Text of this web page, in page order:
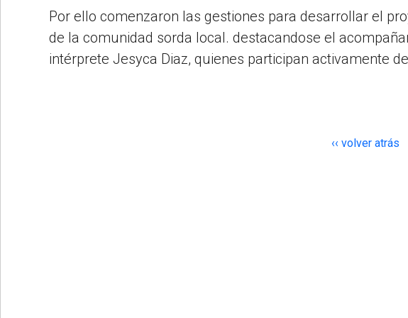
Por ello comenzaron las gestiones para desarrollar el
de la comunidad sorda local. destacandose el
intérprete Jesyca Diaz, quienes participan activamente
‹‹ volver atrás